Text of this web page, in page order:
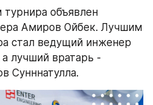
объявлен
Амиров Ойбек. Лучшим
стал ведущий инженер
лучший вратарь -
Сунннатулла.